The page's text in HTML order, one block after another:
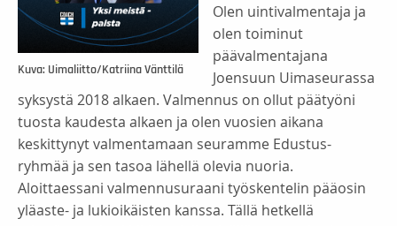
Kuva: Uimaliitto/Katriina Vänttilä
Olen uintivalmentaja ja
olen toiminut
päävalmentajana
Joensuun Uimaseurassa
syksystä 2018 alkaen. Valmennus on ollut päätyöni
tuosta kaudesta alkaen ja olen vuosien aikana
keskittynyt valmentamaan seuramme Edustus-
ryhmää ja sen tasoa lähellä olevia nuoria.
Aloittaessani valmennusuraani työskentelin pääosin
yläaste- ja lukioikäisten kanssa. Tällä hetkellä